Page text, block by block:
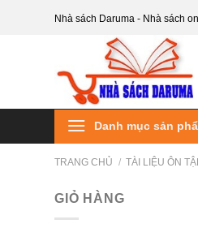
Nhà sách Daruma - Nhà sách
Danh mục sản
TRANG CHỦ / TÀI LIỆU ÔN
GIỎ HÀNG